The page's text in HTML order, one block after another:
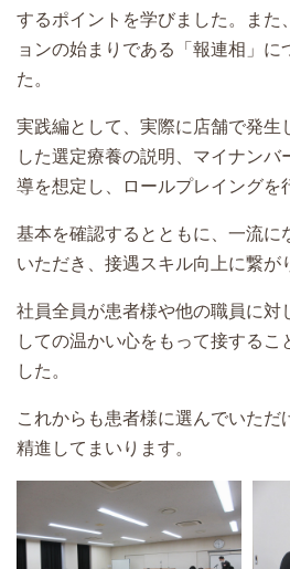
するポイントを学びました。また
ョンの始まりである「報連相」に
た。
実践編として、実際に店舗で発生
した選定療養の説明、マイナンバ
導を想定し、ロールプレイングを
基本を確認するとともに、一流に
いただき、接遇スキル向上に繋が
社員全員が患者様や他の職員に対
しての温かい心をもって接するこ
した。
これからも患者様に選んでいただ
精進してまいります。